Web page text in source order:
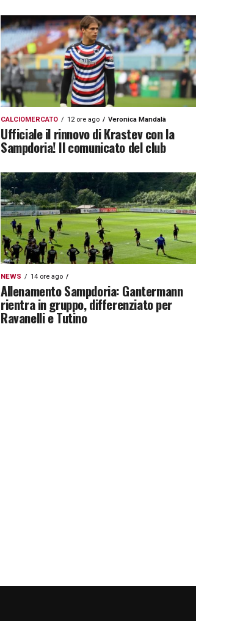
CALCIOMERCATO 12 ore ago Veronica Mandalà
Ufficiale il rinnovo di Krastev con la
Sampdoria! Il comunicato del club
NEWS 14 ore ago
Allenamento Sampdoria: Gantermann
rientra in gruppo, differenziato per
Ravanelli e Tutino